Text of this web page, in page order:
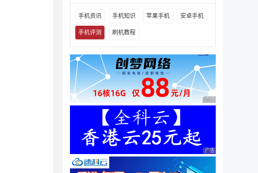
手机资讯 手机知识 苹果手机 安卓手机
手机评测 刷机教程
广告 商业广告，理性
广告 商业广告，理性